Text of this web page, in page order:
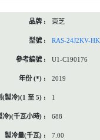
東芝
RAS-24J2KV-HK
U1-C190176
2019
1
688
7.00